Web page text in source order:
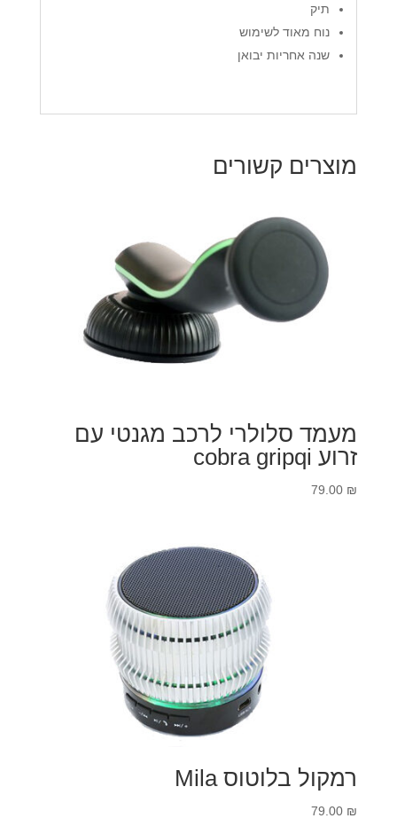
תיק
נוח מאוד לשימוש
שנה אחריות יבואן
מוצרים קשורים
מעמד סלולרי לרכב מגנטי עם
זרוע cobra gripqi
79.00 ₪
רמקול בלוטוס Mila
79.00 ₪